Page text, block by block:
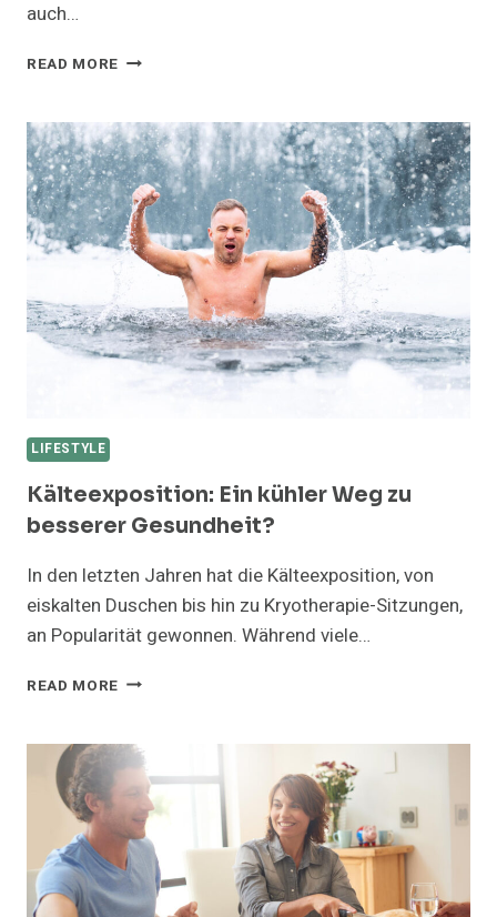
auch…
READ MORE WIM
EFFEKTIVE
TECHNIKEN
FÜR
KÖRPER
UND
GEIST
LIFESTYLE
Kälteexposition: Ein kühler Weg zu
besserer Gesundheit?
In den letzten Jahren hat die Kälteexposition, von
eiskalten Duschen bis hin zu Kryotherapie-Sitzungen,
an Popularität gewonnen. Während viele…
READ MORE KÄLTEEXPOSITION:
WEG
ZU
BESSERER
GESUNDHEIT?